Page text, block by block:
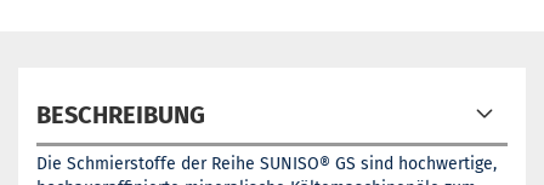
BESCHREIBUNG
Die Schmierstoffe der Reihe SUNISO® GS sind hochwertige,